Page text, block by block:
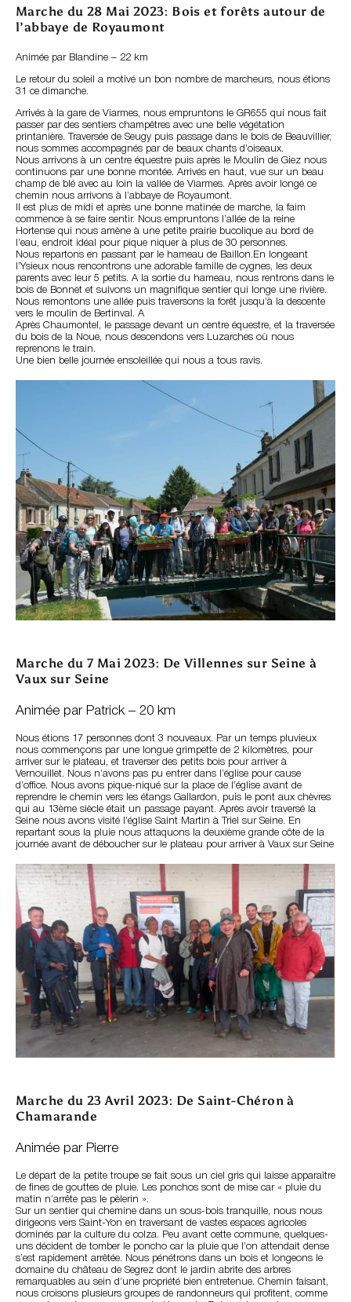
Marche du 28 Mai 2023: Bois et forêts autour de
l’abbaye de Royaumont
Animée par Blandine – 22 km
Le retour du soleil a motivé un bon nombre de marcheurs, nous étions
31 ce dimanche.
Arrivés à la gare de Viarmes, nous empruntons le GR655 qui nous fait
passer par des sentiers champêtres avec une belle végétation
printanière. Traversée de Seugy puis passage dans le bois de Beauvillier,
nous sommes accompagnés par de beaux chants d’oiseaux.
Nous arrivons à un centre équestre puis après le Moulin de Giez nous
continuons par une bonne montée. Arrivés en haut, vue sur un beau
champ de blé avec au loin la vallée de Viarmes. Après avoir longé ce
chemin nous arrivons à l’abbaye de Royaumont.
Il est plus de midi et après une bonne matinée de marche, la faim
commence à se faire sentir. Nous empruntons l’allée de la reine
Hortense qui nous amène à une petite prairie bucolique au bord de
l’eau, endroit idéal pour pique niquer à plus de 30 personnes.
Nous repartons en passant par le hameau de Baillon.En longeant
l’Ysieux nous rencontrons une adorable famille de cygnes, les deux
parents avec leur 5 petits. A la sortie du hameau, nous rentrons dans le
bois de Bonnet et suivons un magnifique sentier qui longe une rivière.
Nous remontons une allée puis traversons la forêt jusqu’à la descente
vers le moulin de Bertinval. A
Après Chaumontel, le passage devant un centre équestre, et la traversée
du bois de la Noue, nous descendons vers Luzarches où nous
reprenons le train.
Une bien belle journée ensoleillée qui nous a tous ravis.
Marche du 7 Mai 2023: De Villennes sur Seine à
Vaux sur Seine
Animée par Patrick – 20 km
Nous étions 17 personnes dont 3 nouveaux. Par un temps pluvieux
nous commençons par une longue grimpette de 2 kilomètres, pour
arriver sur le plateau, et traverser des petits bois pour arriver à
Vernouillet. Nous n’avons pas pu entrer dans l’église pour cause
d’office. Nous avons pique-niqué sur la place de l’église avant de
reprendre le chemin vers les étangs Gallardon, puis le pont aux chèvres
qui au 13ème siècle était un passage payant. Après avoir traversé la
Seine nous avons visité l’église Saint Martin à Triel sur Seine. En
repartant sous la pluie nous attaquons la deuxième grande côte de la
journée avant de déboucher sur le plateau pour arriver à Vaux sur Seine
Marche du 23 Avril 2023: De Saint-Chéron à
Chamarande
Animée par Pierre
Le départ de la petite troupe se fait sous un ciel gris qui laisse apparaître
de fines de gouttes de pluie. Les ponchos sont de mise car « pluie du
matin n’arrête pas le pèlerin ».
Sur un sentier qui chemine dans un sous-bois tranquille, nous nous
dirigeons vers Saint-Yon en traversant de vastes espaces agricoles
dominés par la culture du colza. Peu avant cette commune, quelques-
uns décident de tomber le poncho car la pluie que l’on attendait dense
s’est rapidement arrêtée. Nous pénétrons dans un bois et longeons le
domaine du château de Segrez dont le jardin abrite des arbres
remarquables au sein d’une propriété bien entretenue. Chemin faisant,
nous croisons plusieurs groupes de randonneurs qui profitent, comme